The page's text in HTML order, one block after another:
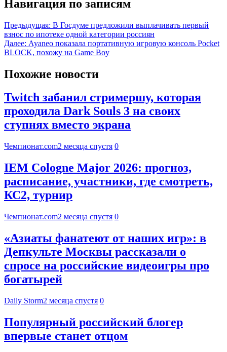
Навигация по записям
Предыдущая: В Госдуме предложили выплачивать первый
взнос по ипотеке одной категории россиян
Далее: Ayaneo показала портативную игровую консоль Pocket
BLOCK, похожу на Game Boy
Похожие новости
Twitch забанил стримершу, которая
проходила Dark Souls 3 на своих
ступнях вместо экрана
Чемпионат.com2 месяца спустя 0
IEM Cologne Major 2026: прогноз,
расписание, участники, где смотреть,
КС2, турнир
Чемпионат.com2 месяца спустя 0
«Азиаты фанатеют от наших игр»: в
Депкульте Москвы рассказали о
спросе на российские видеоигры про
богатырей
Daily Storm2 месяца спустя 0
Популярный российский блогер
впервые станет отцом